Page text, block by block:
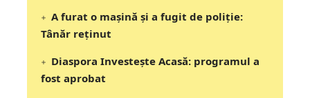
A furat o mașină și a fugit de poliție:
Tânăr reținut
Diaspora Investește Acasă: programul a
fost aprobat